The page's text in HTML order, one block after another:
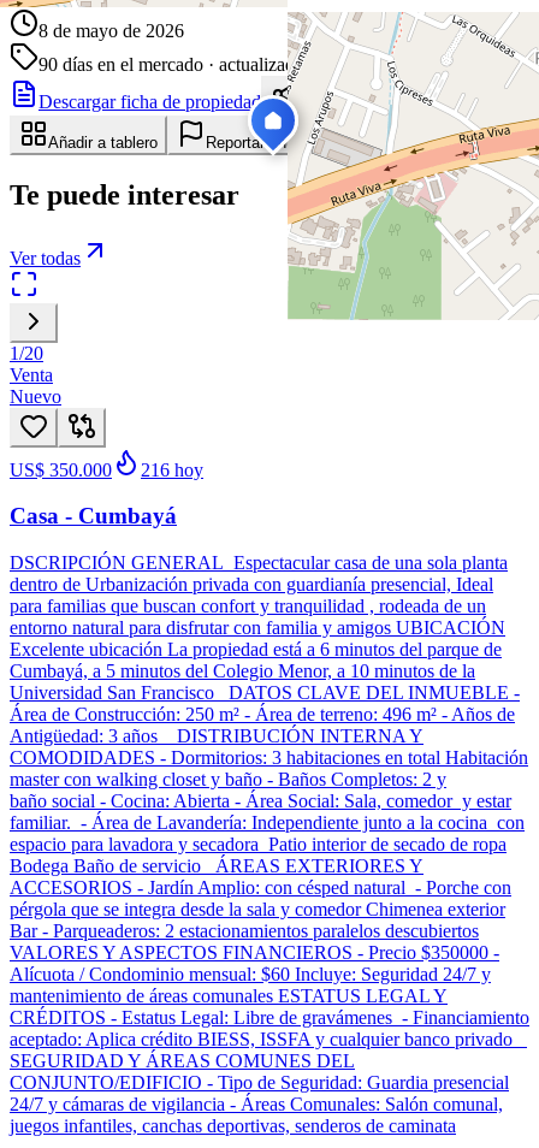
8 de mayo de 2026
90 días en el mercado · actualizado hace 0 días
Descargar ficha de propiedad
Compartir
Añadir a tablero Reportar anuncio
Te puede interesar
Ver todas
1/20
Venta
Nuevo
US$ 350.000 216 hoy
Casa - Cumbayá
DSCRIPCIÓN GENERAL Espectacular casa de una sola planta
dentro de Urbanización privada con guardianía presencial, Ideal
para familias que buscan confort y tranquilidad , rodeada de un
entorno natural para disfrutar con familia y amigos UBICACIÓN
Excelente ubicación La propiedad está a 6 minutos del parque de
Cumbayá, a 5 minutos del Colegio Menor, a 10 minutos de la
Universidad San Francisco DATOS CLAVE DEL INMUEBLE -
Área de Construcción: 250 m² - Área de terreno: 496 m² - Años de
Antigüedad: 3 años DISTRIBUCIÓN INTERNA Y
COMODIDADES - Dormitorios: 3 habitaciones en total Habitación
master con walking closet y baño - Baños Completos: 2 y
baño social - Cocina: Abierta - Área Social: Sala, comedor y estar
familiar. - Área de Lavandería: Independiente junto a la cocina con
espacio para lavadora y secadora Patio interior de secado de ropa
Bodega Baño de servicio ÁREAS EXTERIORES Y
ACCESORIOS - Jardín Amplio: con césped natural - Porche con
pérgola que se integra desde la sala y comedor Chimenea exterior
Bar - Parqueaderos: 2 estacionamientos paralelos descubiertos
VALORES Y ASPECTOS FINANCIEROS - Precio $350000 -
Alícuota / Condominio mensual: $60 Incluye: Seguridad 24/7 y
mantenimiento de áreas comunales ESTATUS LEGAL Y
CRÉDITOS - Estatus Legal: Libre de gravámenes - Financiamiento
aceptado: Aplica crédito BIESS, ISSFA y cualquier banco privado
SEGURIDAD Y ÁREAS COMUNES DEL
CONJUNTO/EDIFICIO - Tipo de Seguridad: Guardia presencial
24/7 y cámaras de vigilancia - Áreas Comunales: Salón comunal,
juegos infantiles, canchas deportivas, senderos de caminata